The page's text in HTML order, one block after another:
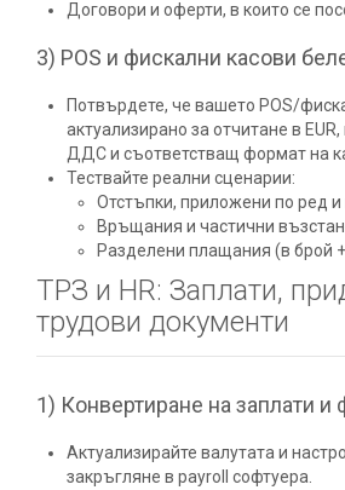
Договори и оферти, в които се
3) POS и фискални касови
Потвърдете, че вашето POS/
актуализирано за отчитане в
ДДС и съответстващ формат на
Тествайте реални сценарии:
Отстъпки, приложени по ред
Връщания и частични
Разделени плащания (в брой
ТРЗ и HR: Заплати,
трудови документи
1) Конвертиране на заплати
Актуализирайте валутата и
закръгляне в payroll софтуера.